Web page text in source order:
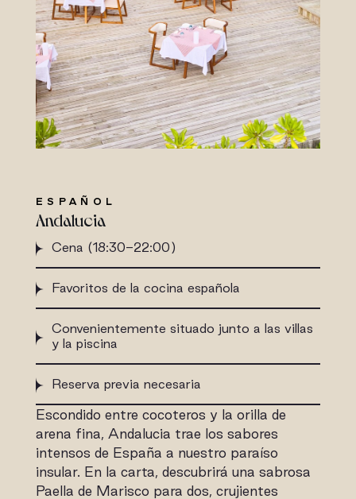
ESPAÑOL
Andalucia
Cena (18:30-22:00)
Favoritos de la cocina española
Convenientemente situado junto a las villas
y la piscina
Reserva previa necesaria
Escondido entre cocoteros y la orilla de
arena fina, Andalucia trae los sabores
intensos de España a nuestro paraíso
insular. En la carta, descubrirá una sabrosa
Paella de Marisco para dos, crujientes